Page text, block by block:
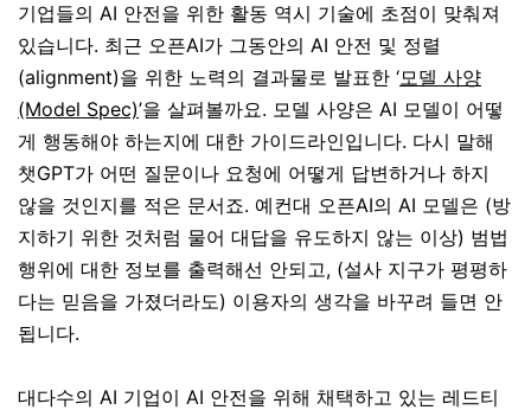
기업들의 AI 안전을 위한 활동 역시 기술에 초점이 맞춰져
있습니다. 최근 오픈AI가 그동안의 AI 안전 및 정렬
(alignment)을 위한 노력의 결과물로 발표한 ‘모델 사양
(Model Spec)’을 살펴볼까요. 모델 사양은 AI 모델이 어떻
게 행동해야 하는지에 대한 가이드라인입니다. 다시 말해
챗GPT가 어떤 질문이나 요청에 어떻게 답변하거나 하지
않을 것인지를 적은 문서죠. 예컨대 오픈AI의 AI 모델은 (방
지하기 위한 것처럼 물어 대답을 유도하지 않는 이상) 범법
행위에 대한 정보를 출력해선 안되고, (설사 지구가 평평하
다는 믿음을 가졌더라도) 이용자의 생각을 바꾸려 들면 안
됩니다.
대다수의 AI 기업이 AI 안전을 위해 채택하고 있는 레드티